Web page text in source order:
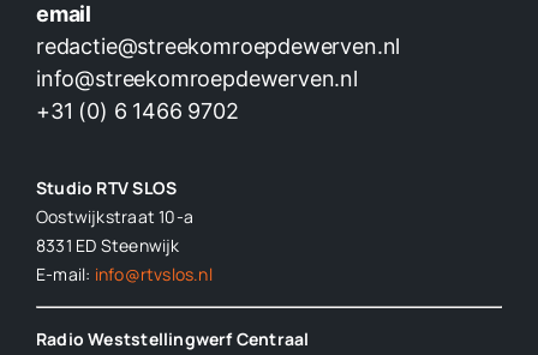
email
redactie@streekomroepdewerven.nl
info@streekomroepdewerven.nl
+31 (0) 6 1466 9702
Studio RTV SLOS
Oostwijkstraat 10-a
8331 ED Steenwijk
E-mail: info@rtvslos.nl
Radio Weststellingwerf Centraal